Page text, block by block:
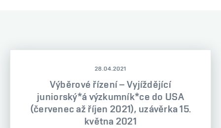
28.04.2021
Výběrové řízení – Vyjíždějící
juniorský*á výzkumník*ce do USA
(červenec až říjen 2021), uzávěrka 15.
května 2021